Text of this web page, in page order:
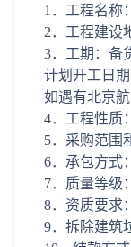
1．工程名称
2．工程建设
3．工期：备
计划开工日期
如遇有北京
4．工程性质
5．采购范围和
6．承包方式
7．质量等级：
8．资质要求
9．拆除建筑